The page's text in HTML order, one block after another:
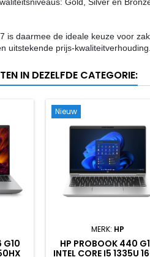
is daarmee de ideale keuze voor
uitstekende prijs-kwaliteitverhouding.
IN DEZELFDE CATEGORIE:
G10
Nieuw
MERK: HP
HP PROBOOK 440
INTEL CORE I5 1335U